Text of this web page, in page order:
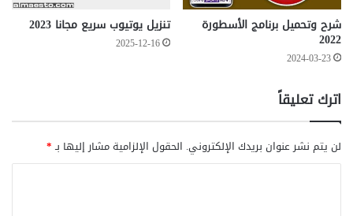
شرح وتحميل برنامج الأسطورة
2022
2024-03-23
تنزيل يوتيوب سريع مجانا 2023
2025-12-16
اترك تعليقاً
لن يتم نشر عنوان بريدك الإلكتروني. الحقول الإلزامية مشار إليها بـ*